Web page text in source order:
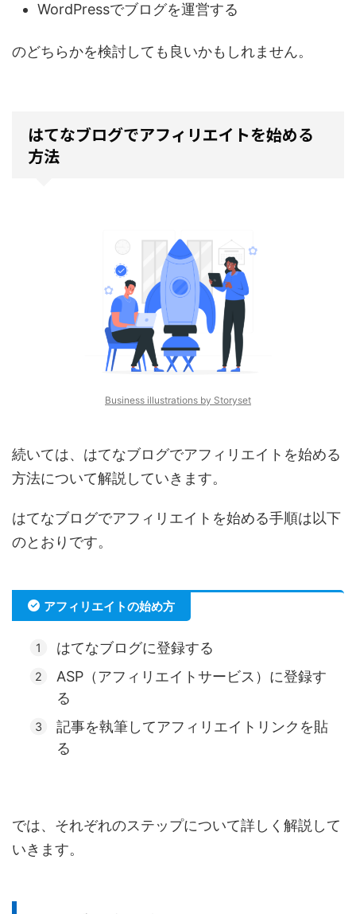
WordPressでブログを運営する
のどちらかを検討しても良いかもしれません。
はてなブログでアフィリエイトを始める
方法
Business illustrations by Storyset
続いては、はてなブログでアフィリエイトを始める
方法について解説していきます。
はてなブログでアフィリエイトを始める手順は以下
のとおりです。
アフィリエイトの始め方
はてなブログに登録する
ASP（アフィリエイトサービス）に登録す
る
記事を執筆してアフィリエイトリンクを貼
る
では、それぞれのステップについて詳しく解説して
いきます。